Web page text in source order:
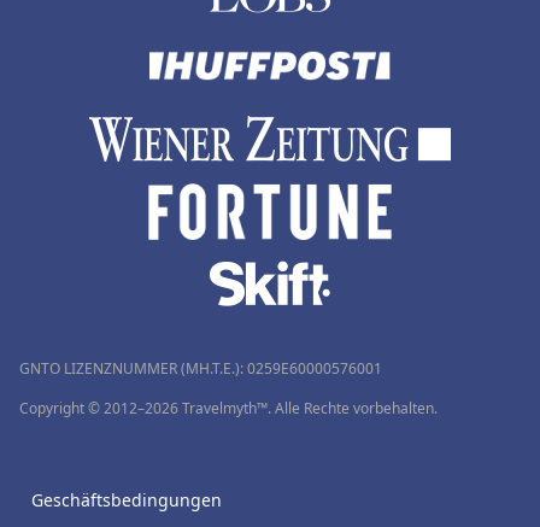
GNTO LIZENZNUMMER (MH.T.E.): 0259Ε60000576001
Copyright © 2012–2026 Travelmyth™. Alle Rechte vorbehalten.
Geschäftsbedingungen